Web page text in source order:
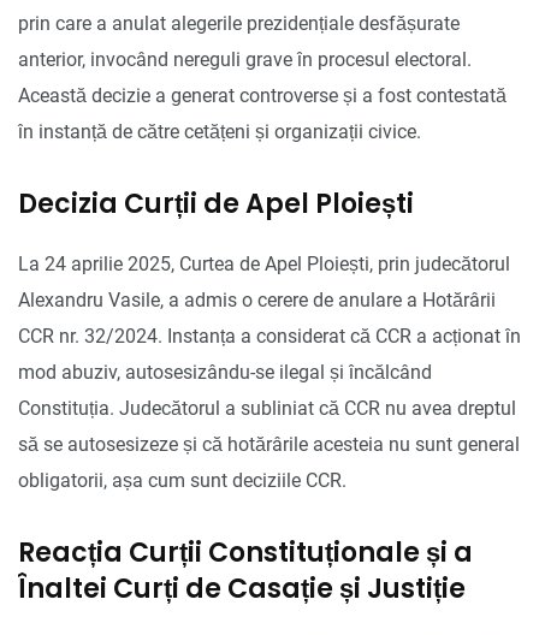
prin care a anulat alegerile prezidențiale desfășurate
anterior, invocând nereguli grave în procesul electoral.
Această decizie a generat controverse și a fost contestată
în instanță de către cetățeni și organizații civice.
Decizia Curții de Apel Ploiești
La 24 aprilie 2025, Curtea de Apel Ploiești, prin judecătorul
Alexandru Vasile, a admis o cerere de anulare a Hotărârii
CCR nr. 32/2024. Instanța a considerat că CCR a acționat în
mod abuziv, autosesizându-se ilegal și încălcând
Constituția. Judecătorul a subliniat că CCR nu avea dreptul
să se autosesizeze și că hotărârile acesteia nu sunt general
obligatorii, așa cum sunt deciziile CCR.
Reacția Curții Constituționale și a
Înaltei Curți de Casație și Justiție